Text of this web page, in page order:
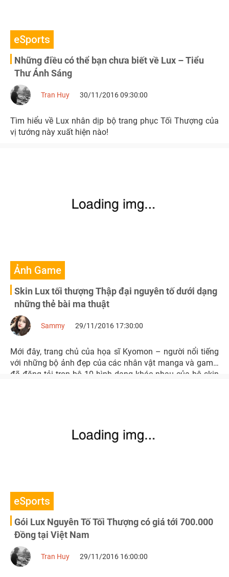
eSports
Những điều có thể bạn chưa biết về Lux – Tiểu
Thư Ánh Sáng
Tran Huy 30/11/2016 09:30:00
Tìm hiểu về Lux nhân dịp bộ trang phục Tối Thượng của
vị tướng này xuất hiện nào!
Ảnh Game
Skin Lux tối thượng Thập đại nguyên tố dưới dạng
những thẻ bài ma thuật
Sammy 29/11/2016 17:30:00
Mới đây, trang chủ của họa sĩ Kyomon – người nổi tiếng
với những bộ ảnh đẹp của các nhân vật manga và game,
đã đăng tải trọn bộ 10 hình dạng khác nhau của bộ skin
eSports
Gói Lux Nguyên Tố Tối Thượng có giá tới 700.000
Đồng tại Việt Nam
Tran Huy 29/11/2016 16:00:00